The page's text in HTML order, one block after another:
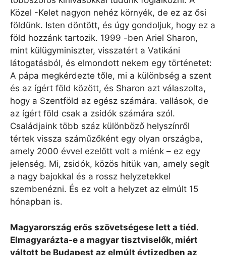
Közel -Kelet nagyon nehéz környék, de ez az ősi
földünk. Isten döntött, és úgy gondoljuk, hogy ez a
föld hozzánk tartozik. 1999 -ben Ariel Sharon,
mint külügyminiszter, visszatért a Vatikáni
látogatásból, és elmondott nekem egy történetet:
A pápa megkérdezte tőle, mi a különbség a szent
és az ígért föld között, és Sharon azt válaszolta,
hogy a Szentföld az egész számára. vallások, de
az ígért föld csak a zsidók számára szól.
Családjaink több száz különböző helyszínről
tértek vissza száműzőként egy olyan országba,
amely 2000 évvel ezelőtt volt a miénk – ez egy
jelenség. Mi, zsidók, közös hitük van, amely segít
a nagy bajokkal és a rossz helyzetekkel
szembenézni. És ez volt a helyzet az elmúlt 15
hónapban is.
Magyarország erős szövetségese lett a tiéd.
Elmagyarázta-e a magyar tisztviselők, miért
váltott be Budapest az elmúlt évtizedben az